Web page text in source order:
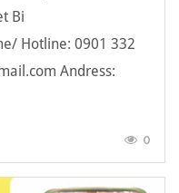
Bi
Hotline: 0901 332
Andress:
0